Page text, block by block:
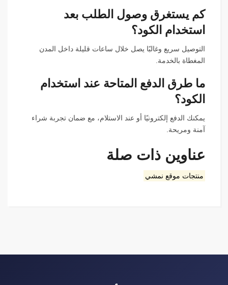
كم يستغرق وصول الطلب بعد
استخدام الكود؟
التوصيل سريع وغالبًا يصل خلال ساعات قليلة داخل المدن
المغطاة بالخدمة.
ما طرق الدفع المتاحة عند استخدام
الكود؟
يمكنك الدفع إلكترونيًا أو عند الاستلام، مع ضمان تجربة شراء
آمنة ومريحة.
عناوين ذات صلة
منتجات موقع نمشي